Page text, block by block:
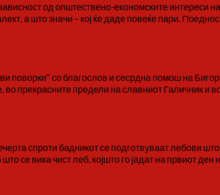
од општествено-економските интереси
а што значи – кој ќе даде повеќе пари.
поворки" со благослов и сесрдна помош на
прекрасните предели на славниот Галичник и
спроти бадникот се подготвуваат лебови
се вика чист леб, којшто го јадат на првиот ден